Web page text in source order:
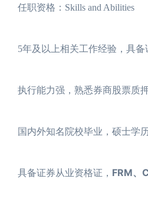
任职资格：Skills and Abilities
5年及以上相关工作经验，具
执行能力强，熟悉券商股票质
国内外知名院校毕业，硕士学
具备证券从业资格证， FRM、